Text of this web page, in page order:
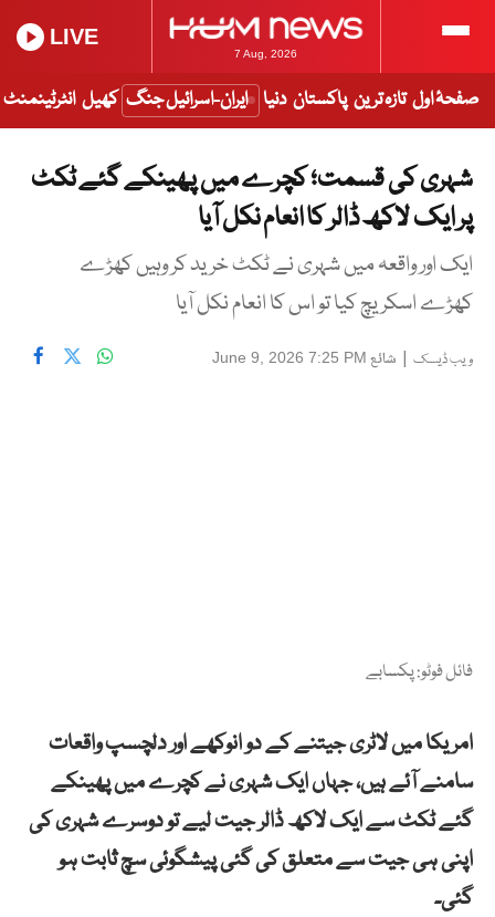
7 Aug, 2026
LIVE
صفحۂ اول تازہ ترین پاکستان دنیا ایران-اسرائیل جنگ کھیل انٹرٹینمنٹ
شہری کی قسمت؛ کچرے میں پھینکے گئے ٹکٹ
پر ایک لاکھ ڈالر کا انعام نکل آیا
ایک اور واقعہ میں شہری نے ٹکٹ خرید کر وہیں کھڑے
کھڑے اسکریچ کیا تو اس کا انعام نکل آیا
ویب ڈیسک | شائع June 9, 2026 7:25 PM
فائل فوٹو: پکسابے
امریکا میں لاٹری جیتنے کے دو انوکھے اور دلچسپ واقعات
سامنے آئے ہیں، جہاں ایک شہری نے کچرے میں پھینکے
گئے ٹکٹ سے ایک لاکھ ڈالر جیت لیے تو دوسرے شہری کی
اپنی ہی جیت سے متعلق کی گئی پیشگوئی سچ ثابت ہو
گئی۔